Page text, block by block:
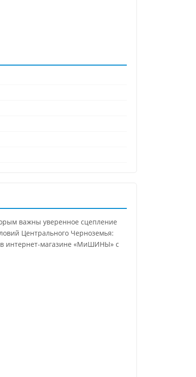
важны уверенное сцепление
Центрального Черноземья:
в интернет-магазине «МиШИНЫ» с